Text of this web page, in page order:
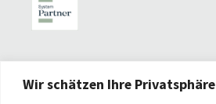
Wir schätzen Ihre Privatsphäre